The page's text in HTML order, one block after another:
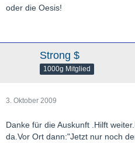
oder die Oesis!
Strong $
1000g Mitglied
3. Oktober 2009
Danke für die Auskunft .Hilft
da.Vor Ort dann:"Jetzt nur noch